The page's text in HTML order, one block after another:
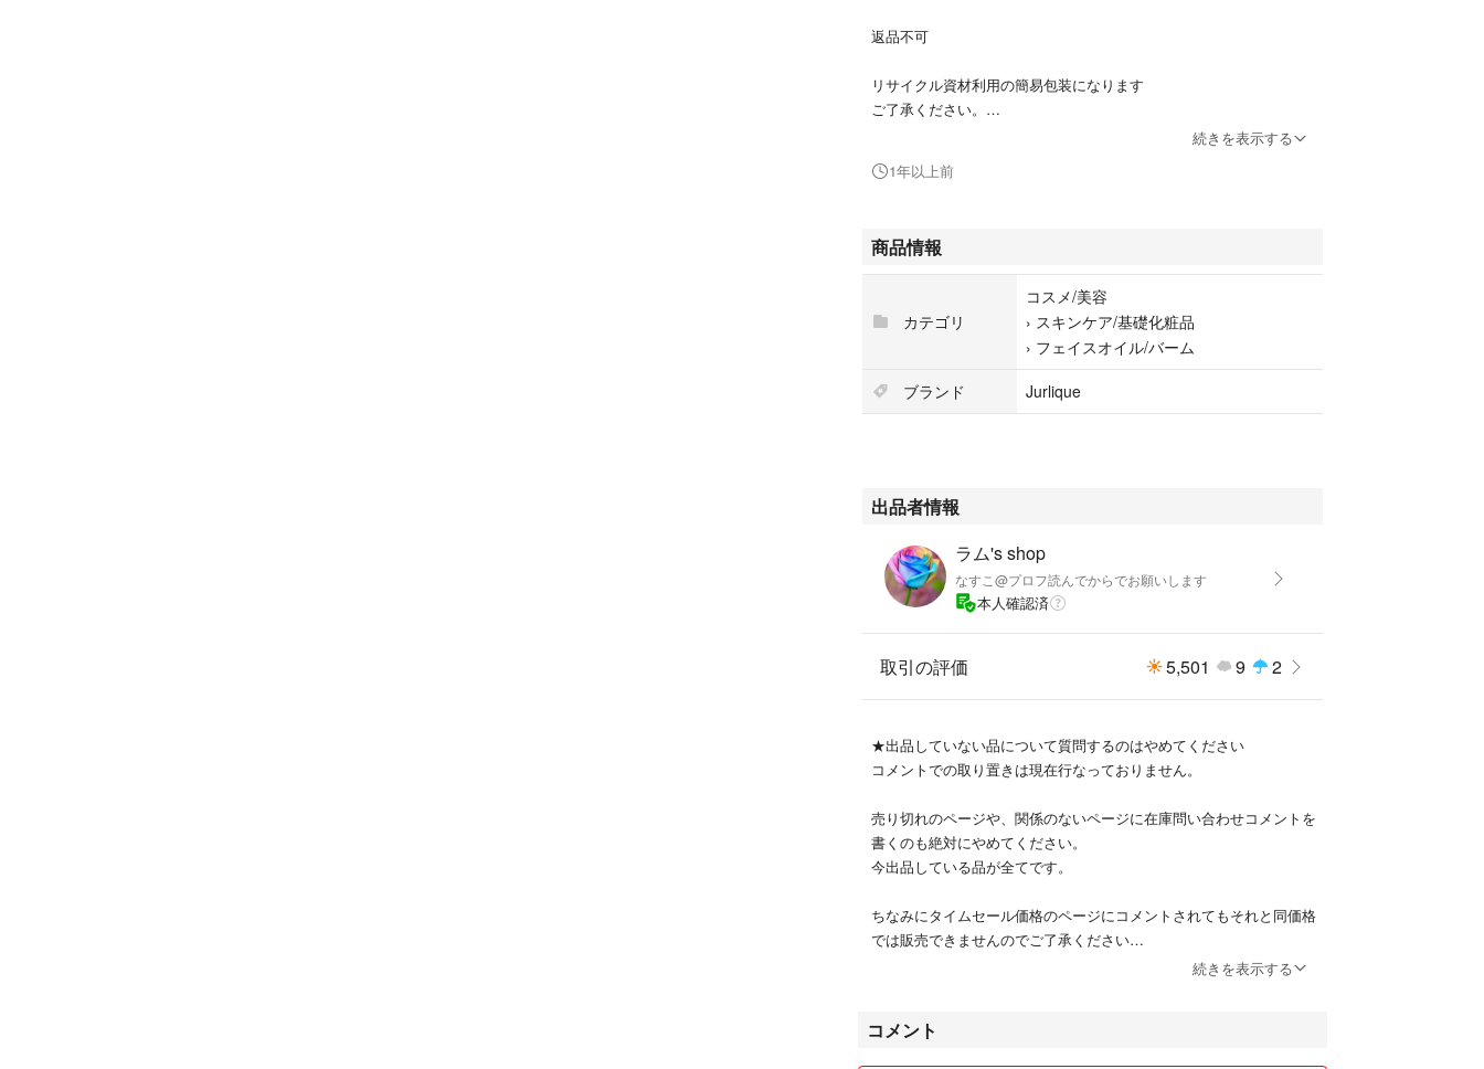
返品不可
リサイクル資材利用の簡易包装になります
ご了承ください。
選び抜かれた植物オイルと植物エキスを
へと導きます。
スキンバランシングフェイスオイルNは、9種の植物オイルと10種の植
いきいきと輝き放つ、もっちり柔らかな肌へ整えます。
続きを表示する
1年以上前
商品情報
カテゴリ
コスメ/美容
› スキンケア/基礎化粧品
› フェイスオイル/バーム
ブランド
Jurlique
出品者情報
ラム's shop
なすこ@プロフ読んでからでお願いします
本人確認済
取引の評価 5,501 9 2
★出品していない品について質問するのはやめてください
コメントでの取り置きは現在行なっておりません。
売り切れのページや、関係のないページに在庫問い合わせコメントを
書くのも絶対にやめてください。
今出品している品が全てです。
ちなみにタイムセール価格のページにコメントされてもそれと同価格
では販売できませんのでご了承ください
続きを表示する
コメント